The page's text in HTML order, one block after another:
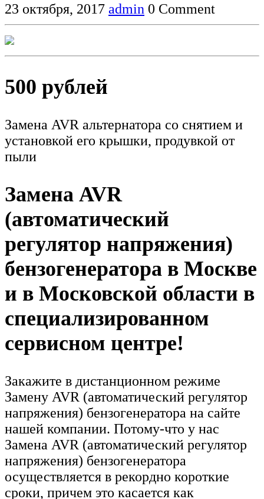
23 октября, 2017 admin 0 Comment
500 рублей
Замена AVR альтернатора со снятием и
установкой его крышки, продувкой от
пыли
Замена AVR
(автоматический
регулятор напряжения)
бензогенератора в Москве
и в Московской области в
специализированном
сервисном центре!
Закажите в дистанционном режиме
Замену AVR (автоматический регулятор
напряжения) бензогенератора на сайте
нашей компании. Потому-что у нас
Замена AVR (автоматический регулятор
напряжения) бензогенератора
осуществляется в рекордно короткие
сроки, причем это касается как